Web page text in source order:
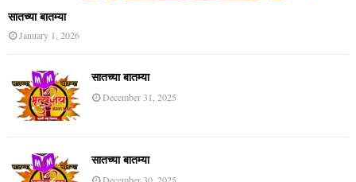
सातच्या बातम्या
January 1, 2026
सातच्या बातम्या
December 31, 2025
सातच्या बातम्या